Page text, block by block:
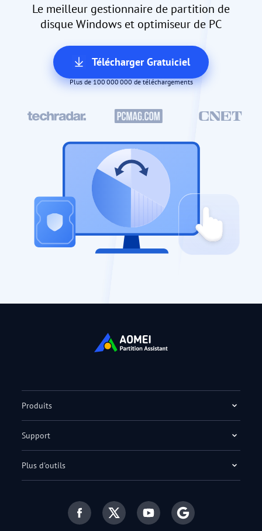
Le meilleur gestionnaire de partition de
disque Windows et optimiseur de PC
Télécharger Gratuiciel
Plus de 100 000 000 de téléchargements
Produits
Support
Plus d'outils